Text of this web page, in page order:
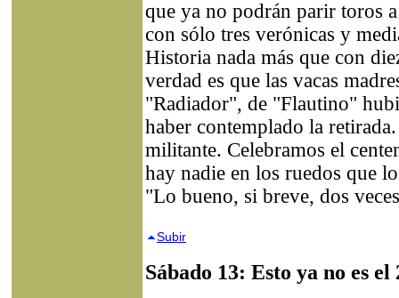
que ya no podrán parir toros
con sólo tres verónicas y
Historia nada más que con
verdad es que las vacas
"Radiador", de "Flautino"
haber contemplado la
militante. Celebramos el
hay nadie en los ruedos que
"Lo bueno, si breve, dos
Subir
Sábado 13: Esto ya no es el